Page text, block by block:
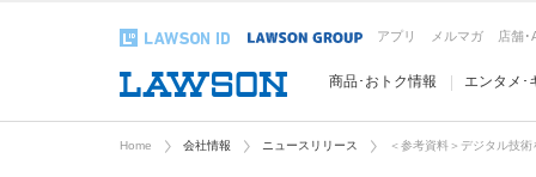
アプリ メルマガ 店舗･
商品･おトク情報 エンタメ･
Home 会社情報 ニュースリリース ＜参考資料＞デジタル技